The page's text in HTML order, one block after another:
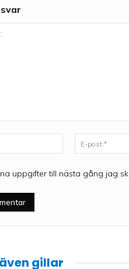
Namn:*
uppgifter till nästa gång jag
gillar